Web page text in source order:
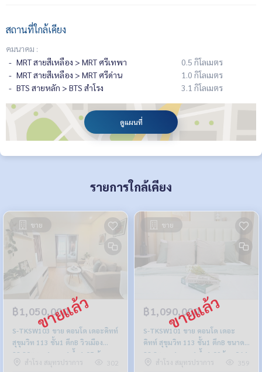
สถานที่ใกล้เคียง
คมนาคม :
MRT สายสีเหลือง > MRT ศรีเทพา
0.5 กิโลเมตร
MRT สายสีเหลือง > MRT ศรีด่าน
1.0 กิโลเมตร
BTS สายหลัก > BTS สำโรง
3.1 กิโลเมตร
ดูแผนที่
รายการใกล้เคียง
ขาย
฿1,050,000
S-TKSW103 ขาย คอนโด เดอะคิทท์
สุขุมวิท 113 ชั้น1 ตึกB วิวเมือง
28.80ตรม. 1นอน 1น้ำ 1.05 ล้าน
064-959-8900
สำโรง สมุทรปราการ 302
ขาย
฿1,090,000
S-TKSW101 ขาย คอนโด เดอะ
คิทท์ สุขุมวิท 113 ชั้น1 ตึกB ขนาด
28.8ตรม. 1นอน 1น้ำ 1.09ล้าน 064-
878-5283สำโรง สมุทรปราการ 359